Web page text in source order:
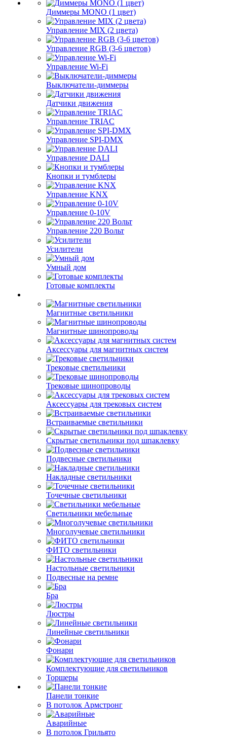
Диммеры MONO (1 цвет)
Управление MIX (2 цвета)
Управление RGB (3-6 цветов)
Управление Wi-Fi
Выключатели-диммеры
Датчики движения
Управление TRIAC
Управление SPI-DMX
Управление DALI
Кнопки и тумблеры
Управление KNX
Управление 0-10V
Управление 220 Вольт
Усилители
Умный дом
Готовые комплекты
Магнитные светильники
Магнитные шинопроводы
Аксессуары для магнитных систем
Трековые светильники
Трековые шинопроводы
Аксессуары для трековых систем
Встраиваемые светильники
Скрытые светильники под шпаклевку
Подвесные светильники
Накладные светильники
Точечные светильники
Светильники мебельные
Многолучевые светильники
ФИТО светильники
Настольные светильники
Подвесные на ремне
Бра
Люстры
Линейные светильники
Фонари
Комплектующие для светильников
Торшеры
Панели тонкие
В потолок Армстронг
Аварийные
В потолок Грильято